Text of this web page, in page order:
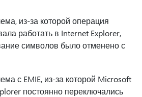
из-за которой операция
работать в Internet Explorer,
символов было отменено с
с EMIE, из-за которой Microsoft
постоянно переключались